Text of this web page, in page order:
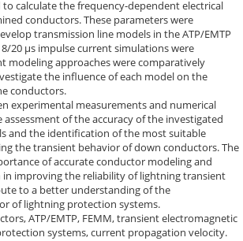
calculate the frequency-dependent electrical
conductors. These parameters were
transmission line models in the ATP/EMTP
20 μs impulse current simulations were
modeling approaches were comparatively
the influence of each model on the
conductors.
experimental measurements and numerical
of the accuracy of the investigated
and the identification of the most suitable
the transient behavior of down conductors. The
of accurate conductor modeling and
improving the reliability of lightning transient
to a better understanding of the
of lightning protection systems.
ATP/EMTP, FEMM, transient electromagnetic
systems, current propagation velocity.